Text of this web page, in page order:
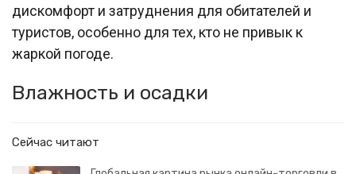
дискомфорт и затруднения для обитателей и
туристов, особенно для тех, кто не привык к
жаркой погоде.
Влажность и осадки
Сейчас читают